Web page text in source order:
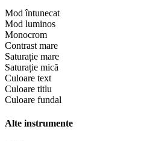
Mod întunecat
Mod luminos
Monocrom
Contrast mare
Saturație mare
Saturație mică
Culoare text
Culoare titlu
Culoare fundal
Alte instrumente